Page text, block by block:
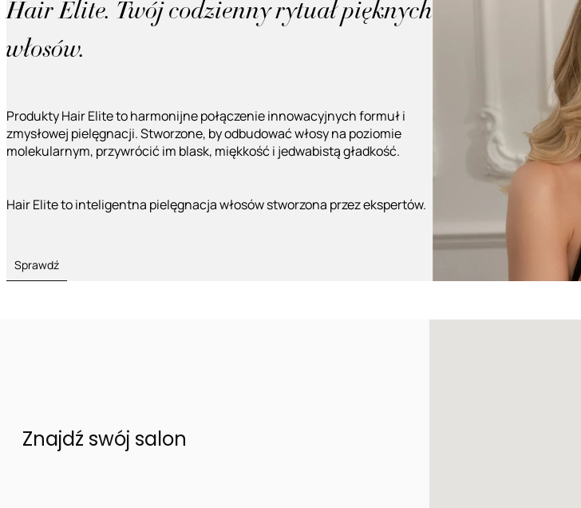
Hair Elite. Twój codzienny rytuał pięknych
włosów.
Produkty Hair Elite to harmonijne połączenie innowacyjnych formuł i
zmysłowej pielęgnacji. Stworzone, by odbudować włosy na poziomie
molekularnym, przywrócić im blask, miękkość i jedwabistą gładkość.
Hair Elite to inteligentna pielęgnacja włosów stworzona przez ekspertów.
Sprawdź
Znajdź swój salon